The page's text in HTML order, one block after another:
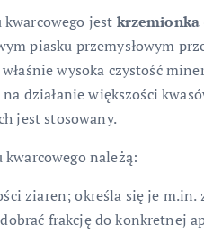
jest krzemionka
piasku przemysłowym
wysoka czystość
działanie większości
jest stosowany.
należą:
ziaren; określa się je
frakcję do konkretnej